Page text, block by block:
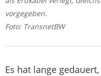
vorgegeben.
Foto: TransnetBW
Es hat lange